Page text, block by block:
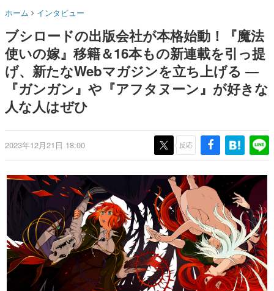
名作ゲームクリエイターの方々に製作時のエピソードをお
きます。
赫本
この物語を解いてはいけない。『赫本』は、〈試験問題〉
の形をした短編ホラー小説集です。
新世代に訊く
これからのデジタルゲーム市場を担う若きクリエイター達
ゲーム世代の作家たち
ゲームに多大な影響を受けた作家さんに取材し、ゲームが
画です。
日本モバイルゲーム産業史
日本のモバイルゲーム史における主要なトピック・タイト
ルを網羅するほか、開発者へのインタビューや識者による
解説を掲載。約20年の歴史が一望できる決定版！
若ゲのいたり〜ゲームクリエイターの青春〜
『うつヌケ』『ペンと箸』等で知られるマンガ家・田中圭
一先生によるゲーム業界レポートマンガです。
ホーム インタビュー
ブシロードの出版会社が本格始動！『魔法
使いの嫁』移籍＆16本もの新連載を引っ提
げ、新たなWebマガジンを立ち上げる ―
『ガンガン』や『アフタヌーン』が好きな
人な人はぜひ
2023年12月21日 18:00 反応